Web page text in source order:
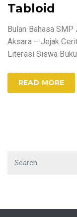
Tabloid
Bulan Bahasa
Aksara – Jejak
Literasi Siswa
READ MORE